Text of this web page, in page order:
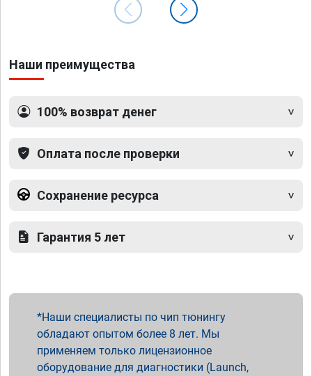
Наши преимущества
100% возврат денег
Оплата после проверки
Сохранение ресурса
Гарантия 5 лет
Наши специалисты по чип тюнингу
обладают опытом более 8 лет. Мы
применяем только лицензионное
оборудование для диагностики (Launch,